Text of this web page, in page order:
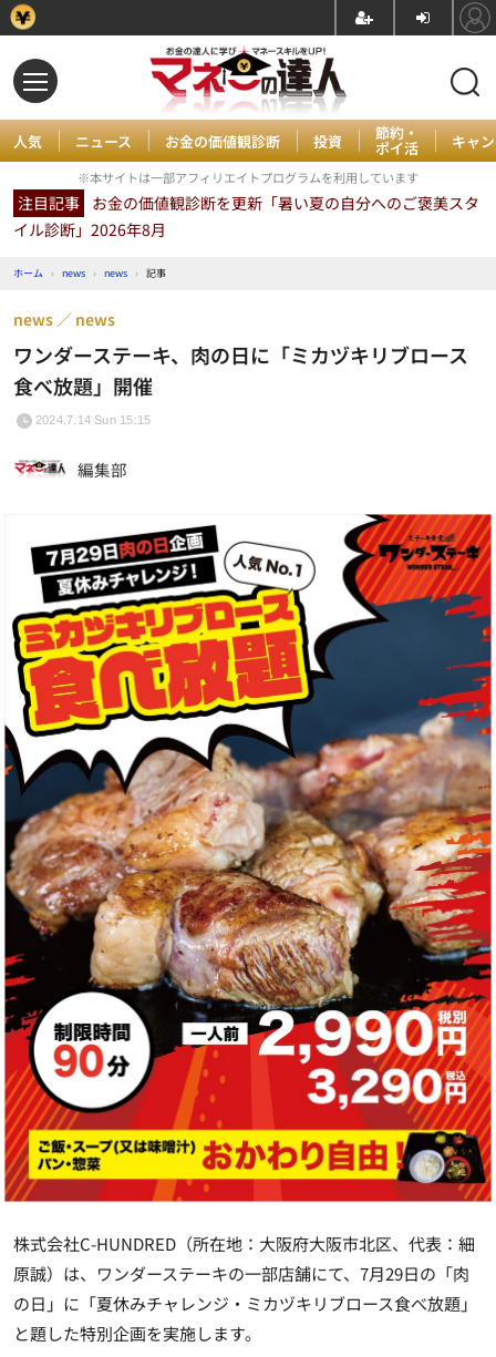
人気 ニュース お金の価値観診断 投資 節約・
ポイ活 キャ
※本サイトは一部アフィリエイトプログラムを利用しています
注目記事 お金の価値観診断を更新「暑い夏の自分へのご褒美スタ
イル診断」2026年8月
ホーム › news › news › 記事
ワンダーステーキ、肉の日に「ミカヅキリブロース
食べ放題」開催
news news
2024.7.14 Sun 15:15
編集部
株式会社C-HUNDRED（所在地：大阪府大阪市北区、代表：細
原誠）は、ワンダーステーキの一部店舗にて、 7月29日の「肉
の日」 に「夏休みチャレンジ・ミカヅキリブロース食べ放題」
と題した特別企画を実施します。